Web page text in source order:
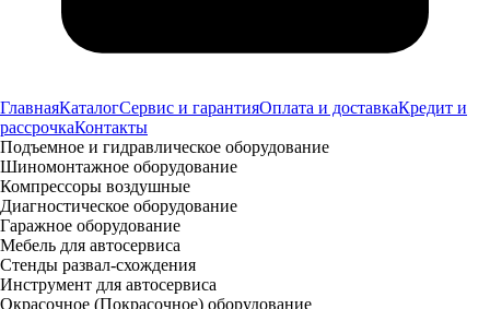
ГлавнаяКаталогСервис и гарантияОплата и доставкаКредит и
рассрочкаКонтакты
Подъемное и гидравлическое оборудование
Шиномонтажное оборудование
Компрессоры воздушные
Диагностическое оборудование
Гаражное оборудование
Мебель для автосервиса
Стенды развал-схождения
Инструмент для автосервиса
Окрасочное (Покрасочное) оборудование